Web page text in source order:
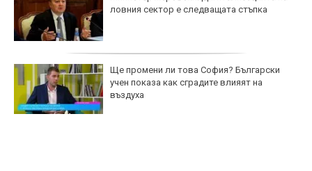
ловния сектор е следващата стъпка
Ще промени ли това София? Български
учен показа как сградите влияят на
въздуха